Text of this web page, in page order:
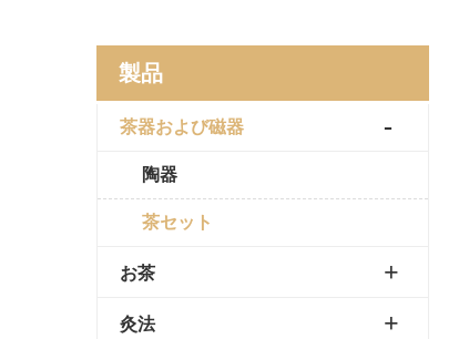
製品
茶器および磁器
陶器
茶セット
お茶
灸法